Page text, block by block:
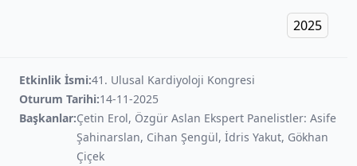
2025
Etkinlik İsmi:41. Ulusal Kardiyoloji Kongresi
Oturum Tarihi:14-11-2025
Başkanlar:Çetin Erol, Özgür Aslan Ekspert Panelistler: Asife
Şahinarslan, Cihan Şengül, İdris Yakut, Gökhan
Çiçek